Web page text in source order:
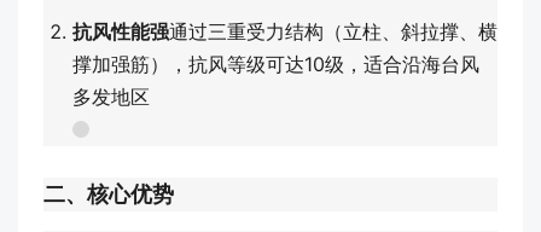
抗风性能强通过三重受力结构（立柱、斜拉撑、横
撑加强筋），抗风等级可达10级，适合沿海台风
多发地区
二、核心优势